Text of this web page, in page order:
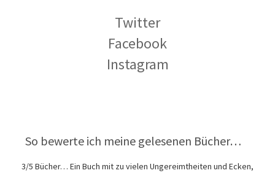
Twitter
Facebook
Instagram
So bewerte ich meine gelesenen Bücher…
3/5 Bücher… Ein Buch mit zu vielen Ungereimtheiten und Ecken,